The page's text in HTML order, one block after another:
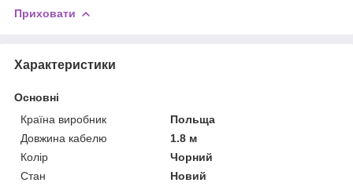
Приховати
Характеристики
Основні
Країна виробник
Польща
Довжина кабелю
1.8 м
Колір
Чорний
Стан
Новий